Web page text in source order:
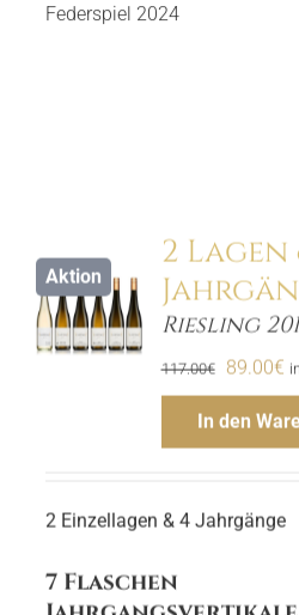
Federspiel 2024
Aktion
2 Lagen
Riesling
117.00€
Preis
war:
89.00€
In den
2 Einzellagen & 4 Jahrgänge
7 Flaschen